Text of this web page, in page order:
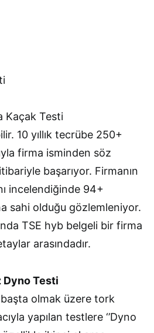
Kaçak Testi
10 yıllık tecrübe 250+
firma isminden söz
başarıyor. Firmanın
incelendiğinde 94+
sahi olduğu gözlemleniyor.
TSE hyb belgeli bir firma
arasındadır.
Dyno Testi
olmak üzere tork
yapılan testlere ‘’Dyno